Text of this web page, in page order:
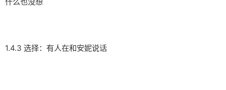
1.4.3 选择：有人在和安妮说话